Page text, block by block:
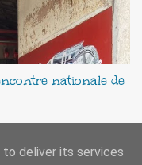
nationale de
deliver its services